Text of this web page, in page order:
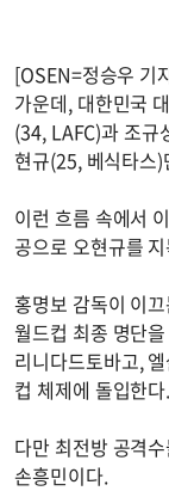
[OSEN=정승우 기
가운데, 대한민국
(34, LAFC)과 조규
현규(25, 베식타스
이런 흐름 속에서
공으로 오현규를
홍명보 감독이 이
월드컵 최종 명단
리니다드토바고,
컵 체제에 돌입한다.
다만 최전방 공격
손흥민이다.